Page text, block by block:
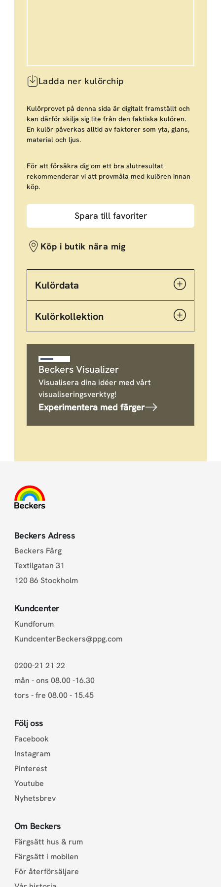
Ladda ner kulörchip
Kulörprovet på denna sida är digitalt framställt och
kan därför skilja sig lite från den faktiska kulören.
En kulör påverkas alltid av faktorer som yta, glans,
material och ljus.
För att försäkra dig om ett bra slutresultat
rekommenderar vi att provmåla med kulören innan
köp.
Spara till favoriter
Köp i butik nära mig
Kulördata
Kulörkollektion
Beckers Visualizer
Visualisera dina idéer med vårt
visualiseringsverktyg!
Experimentera med färger
Beckers Adress
Beckers Färg
Textilgatan 31
120 86 Stockholm
Kundcenter
Kundforum
KundcenterBeckers@ppg.com
0200-21 21 22
mån - ons 08.00 -16.30
tors - fre 08.00 - 15.45
Följ oss
Facebook
Instagram
Pinterest
Youtube
Nyhetsbrev
Om Beckers
Färgsätt hus & rum
Färgsätt i mobilen
För återförsäljare